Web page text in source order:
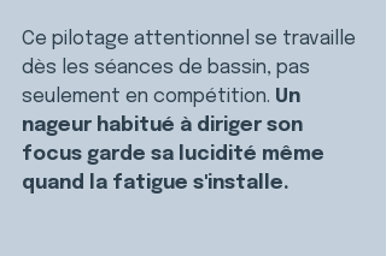
Ce pilotage attentionnel se travaille
dès les séances de bassin, pas
seulement en compétition. Un
nageur habitué à diriger son
focus garde sa lucidité même
quand la fatigue s'installe.